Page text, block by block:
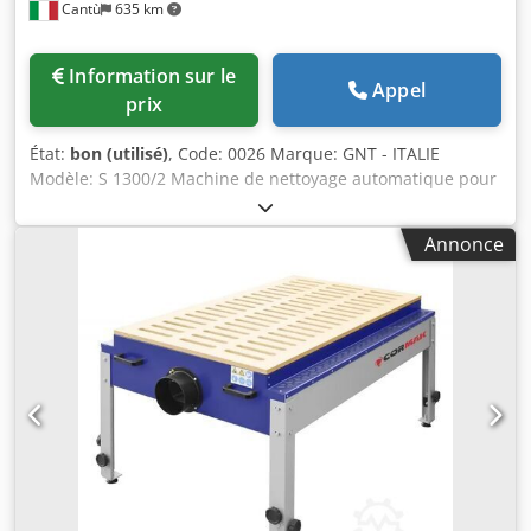
Cantù 635 km
prix
Appel
État: bon (utilisé), Code: 0026 Marque: GNT - ITALIE
Modèle: S 1300/2 Machine de nettoyage automatique pour
le nettoyage des surfaces supérieures et inférieures des
panneaux recouverts de mélamine, stratifié, pvc, etc.
Composition: Base en acier Groupe de nettoyage supérieur
et inférieur composé de: brosse de dépoussiérage en fil
spécial pour l'élimination de la poussière, lame de
nettoyage pour le nettoyage des résidus, groupe
d'humidification avec un rouleau en caoutchouc et un en
métal fraisé, deux brosses pour la finition - réservoir pour
le liquide de nettoyage, pompe de recirculation en
matériau inox Contrôle indépendant des brosses et des
rouleaux en feutre pour la récupération des usures
Motorégulateur avec réglage continu pour l'avancement
Motorégulateur avec réglage continu pour le groupe
Annonce